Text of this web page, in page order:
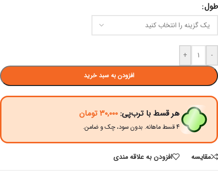
طول
-
+
افزودن به سبد خرید
هر قسط با ترب‌پی: ۳۰,۰۰۰ تومان
۴ قسط ماهانه. بدون سود، چک و ضامن.
مقايسه افزودن به علاقه مندی